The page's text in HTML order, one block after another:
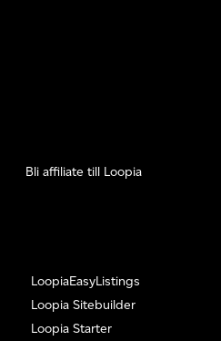
Bli affiliate till Loopia
LoopiaEasyListings
Loopia Sitebuilder
Loopia Starter